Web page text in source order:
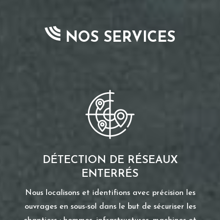
NOS SERVICES
DÉTECTION DE RÉSEAUX
ENTERRÉS
Nous localisons et identifions avec précision les
ouvrages en sous-sol dans le but de sécuriser les